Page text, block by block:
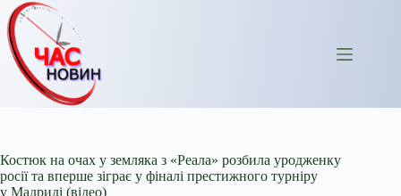
Перейти
до
вмісту
Костюк на очах у земляка з «Реала» розбила уродженку
росії та вперше зіграє у фіналі престижного турніру
у Мадриді (відео)